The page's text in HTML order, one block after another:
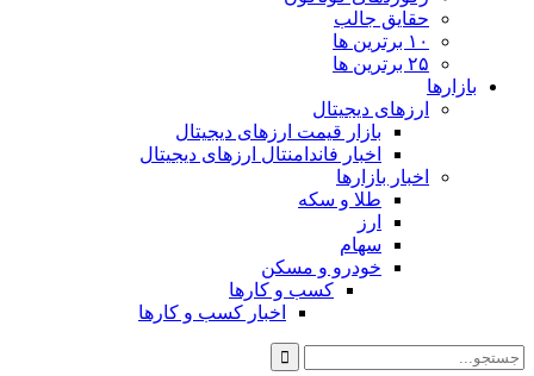
حقایق جالب
۱۰ برترین ها
۲۵ برترین ها
بازارها
ارزهای دیجیتال
بازار قیمت ارزهای دیجیتال
اخبار فاندامنتال ارزهای دیجیتال
اخبار بازارها
طلا و سکه
ارز
سهام
خودرو و مسکن
کسب و کارها
اخبار کسب و کارها